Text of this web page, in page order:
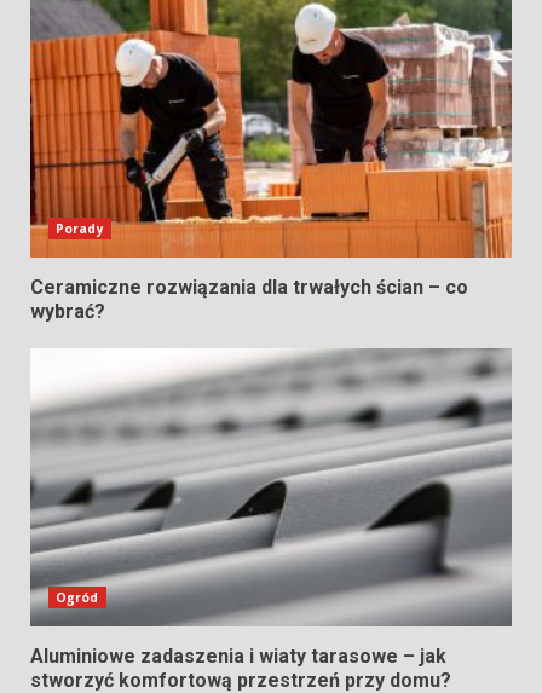
Porady
Ceramiczne rozwiązania dla trwałych ścian – co
wybrać?
Ogród
Aluminiowe zadaszenia i wiaty tarasowe – jak
stworzyć komfortową przestrzeń przy domu?